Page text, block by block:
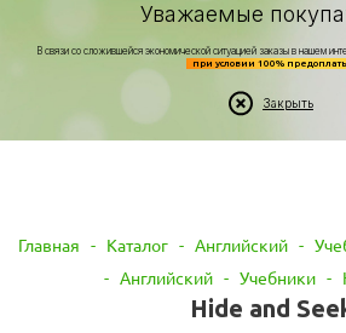
Уважаемые
В связи со сложившейся экономической ситуацией заказы в нашем
при условии 100%
Закрыть
Главная - Каталог - Английский -
- Английский - Учебники -
Hide and